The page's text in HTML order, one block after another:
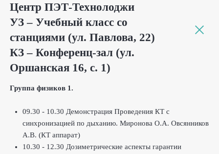
Центр ПЭТ-Технолоджи
УЗ – Учебный класс со
станциями (ул. Павлова, 22)
КЗ – Конференц-зал (ул.
Оршанская 16, с. 1)
Группа физиков 1.
09.30 - 10.30 Демонстрация Проведения КТ с
синхронизацией по дыханию. Миронова О.А. Овсянников
А.В. (КТ аппарат)
10.30 - 12.30 Дозиметрические аспекты гарантии